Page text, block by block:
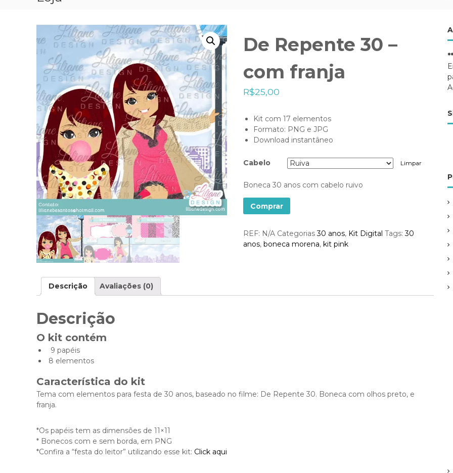
De Repente 30 –
com franja
R$25,00
Kit com 17 elementos
Formato: PNG e JPG
Download instantâneo
Cabelo Limpar
Boneca 30 anos com cabelo ruivo
Comprar
REF: N/A Categorias30 anos, Kit Digital Tags:30
anos, boneca morena, kit pink
Descrição Avaliações (0)
Descrição
O kit contém
9 papéis
8 elementos
Característica do kit
Tema com elementos para festa de 30 anos, baseado no filme: De Repente 30. Boneca com olhos preto, e
franja.
*Os papéis tem as dimensões de 11×11
* Bonecos com e sem borda, em PNG
*Confira a “festa do leitor” utilizando esse kit: Click aqui